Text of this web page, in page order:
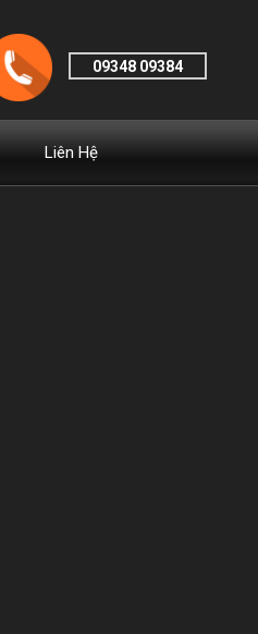
Liên Hệ
09348 09384